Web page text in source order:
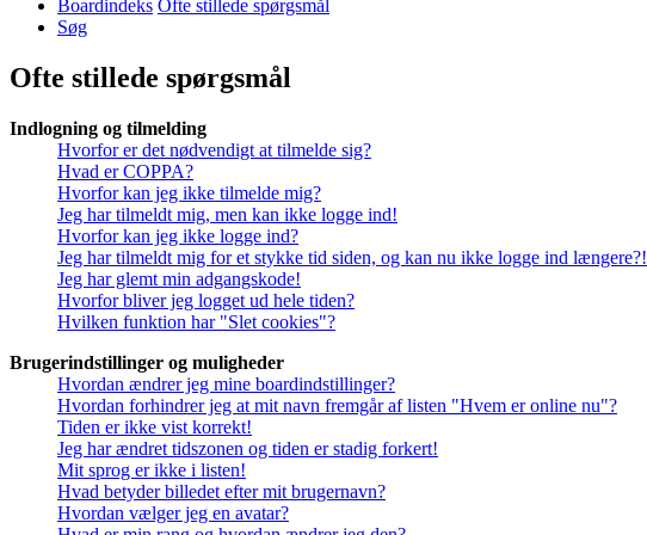
Boardindeks Ofte stillede spørgsmål
Søg
Ofte stillede spørgsmål
Indlogning og tilmelding
Hvorfor er det nødvendigt at tilmelde sig?
Hvad er COPPA?
Hvorfor kan jeg ikke tilmelde mig?
Jeg har tilmeldt mig, men kan ikke logge ind!
Hvorfor kan jeg ikke logge ind?
Jeg har tilmeldt mig for et stykke tid siden, og kan nu ikke logge ind længere?!
Jeg har glemt min adgangskode!
Hvorfor bliver jeg logget ud hele tiden?
Hvilken funktion har "Slet cookies"?
Brugerindstillinger og muligheder
Hvordan ændrer jeg mine boardindstillinger?
Hvordan forhindrer jeg at mit navn fremgår af listen "Hvem er online nu"?
Tiden er ikke vist korrekt!
Jeg har ændret tidszonen og tiden er stadig forkert!
Mit sprog er ikke i listen!
Hvad betyder billedet efter mit brugernavn?
Hvordan vælger jeg en avatar?